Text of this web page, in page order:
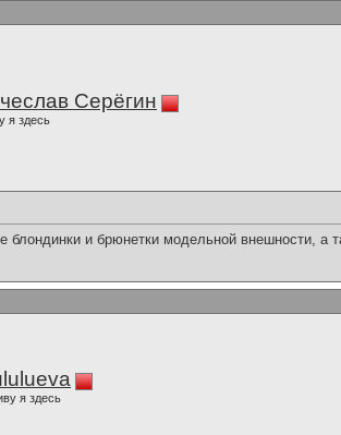
Серёгин
я здесь
блондинки и брюнетки модельной внешности, а
я здесь